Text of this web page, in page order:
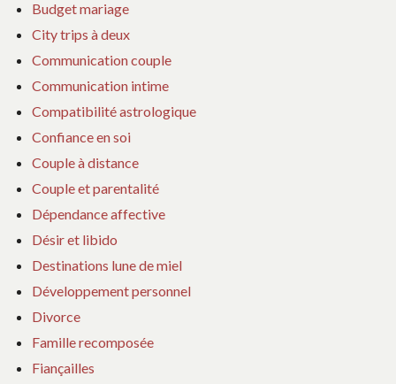
Budget mariage
City trips à deux
Communication couple
Communication intime
Compatibilité astrologique
Confiance en soi
Couple à distance
Couple et parentalité
Dépendance affective
Désir et libido
Destinations lune de miel
Développement personnel
Divorce
Famille recomposée
Fiançailles